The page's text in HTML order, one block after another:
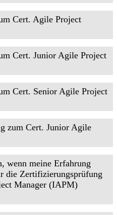
Cert. Agile Project
Cert. Junior Agile Project
Cert. Senior Agile Project
zum Cert. Junior Agile
wenn meine Erfahrung
die Zertifizierungsprüfung
Manager (IAPM)